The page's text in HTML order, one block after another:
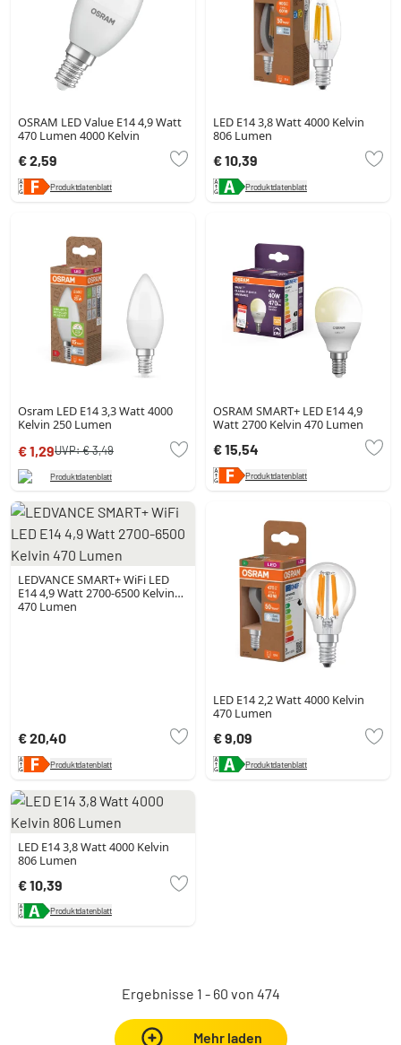
OSRAM LED Value E14 4,9 Watt
470 Lumen 4000 Kelvin
€ 2,59
Produktdatenblatt
LED E14 3,8 Watt 4000 Kelvin
806 Lumen
€ 10,39
Produktdatenblatt
Osram LED E14 3,3 Watt 4000
Kelvin 250 Lumen
€ 1,29UVP:€ 3,49
Produktdatenblatt
OSRAM SMART+ LED E14 4,9
Watt 2700 Kelvin 470 Lumen
€ 15,54
Produktdatenblatt
LEDVANCE SMART+ WiFi LED
E14 4,9 Watt 2700-6500 Kelvin
470 Lumen
€ 20,40
Produktdatenblatt
LED E14 2,2 Watt 4000 Kelvin
470 Lumen
€ 9,09
Produktdatenblatt
LED E14 3,8 Watt 4000 Kelvin
806 Lumen
€ 10,39
Produktdatenblatt
Ergebnisse 1 - 60 von 474
Mehr laden